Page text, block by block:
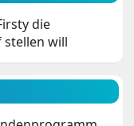
die
stellen will